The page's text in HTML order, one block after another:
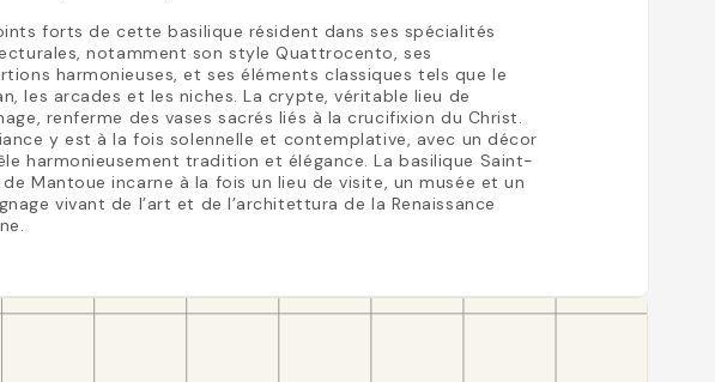
forts de cette basilique résident dans ses spécialités
notamment son style Quattrocento, ses
harmonieuses, et ses éléments classiques tels que le
les arcades et les niches. La crypte, véritable lieu de
renferme des vases sacrés liés à la crucifixion du Christ.
y est à la fois solennelle et contemplative, avec un décor
harmonieusement tradition et élégance. La basilique Saint-
de Mantoue incarne à la fois un lieu de visite, un musée et un
vivant de l’art et de l’architettura de la Renaissance